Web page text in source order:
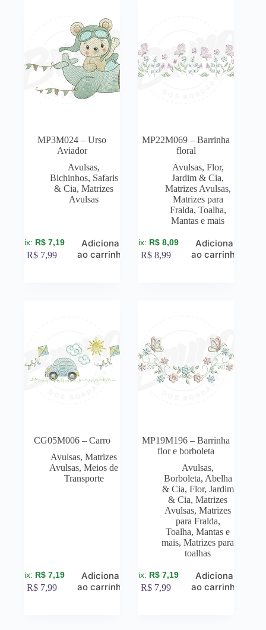
MP3M024 – Urso
Aviador
Avulsas,
Bichinhos, Safaris
& Cia,Matrizes
Avulsas
R$ 7,19
R$ 7,99
Adicionar
ao carrinho
MP22M069 – Barrinha
floral
Avulsas, Flor,
Jardim & Cia,
Matrizes Avulsas,
Matrizes para
Fralda, Toalha,
Mantas e mais
R$ 8,09
R$ 8,99
Adicionar
ao carrinho
CG05M006 – Carro
Avulsas,Matrizes
Avulsas,Meios de
Transporte
R$ 7,19
R$ 7,99
Adicionar
ao carrinho
MP19M196 – Barrinha
flor e borboleta
Avulsas,
Borboleta, Abelha
& Cia, Flor, Jardim
& Cia,Matrizes
Avulsas,Matrizes
para Fralda,
Toalha, Mantas e
mais,Matrizes para
toalhas
R$ 7,19
R$ 7,99
Adicionar
ao carrinho